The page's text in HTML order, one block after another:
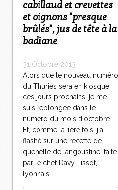
cabillaud et crevettes
et oignons "presque
brûlés", jus de tête à la
badiane
31 Octobre 2013
Alors que le nouveau numéro
du Thuriès sera en kiosque
ces jours prochains, je me
suis replongée dans le
numéro du mois d'octobre.
Et, comme la 1ère fois, j'ai
flashé sur une recette de
quenelle de langoustine, faite
par le chef Davy Tissot,
lyonnais...